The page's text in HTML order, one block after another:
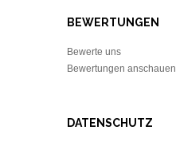
BEWERTUNGEN
Bewerte uns
Bewertungen anschauen
DATENSCHUTZ